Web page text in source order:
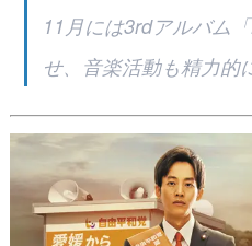
11月には3rdアルバム
せ、音楽活動も精力的